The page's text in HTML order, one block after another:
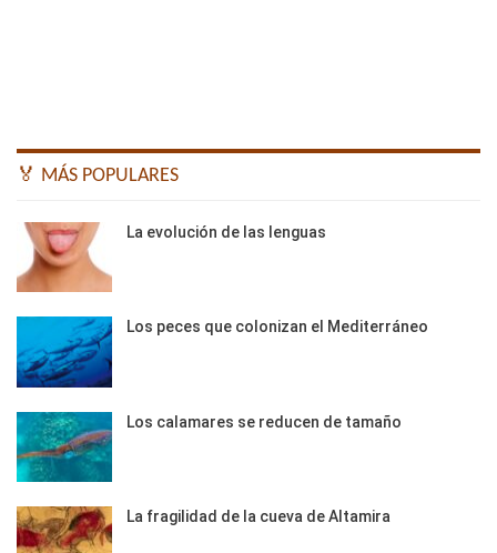
🏅 MÁS POPULARES
La evolución de las lenguas
Los peces que colonizan el Mediterráneo
Los calamares se reducen de tamaño
La fragilidad de la cueva de Altamira